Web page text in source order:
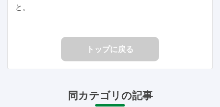
と。
トップに戻る
同カテゴリの記事